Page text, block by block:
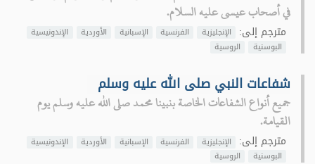
في أصحاب عيسى عليه السلام.
مترجم إلى: الإنجليزية الفرنسية الإسبانية الأوردية
الإندونيسية
البوسنية
الروسية
شفاعات النبي صلى الله عليه وسلم
جميع أنواع الشفاعات الخاصة بنبينا محمد صلى الله عليه وسلم يوم
القيامة.
مترجم إلى: الإنجليزية الفرنسية الإسبانية الأوردية
الإندونيسية
البوسنية
الروسية